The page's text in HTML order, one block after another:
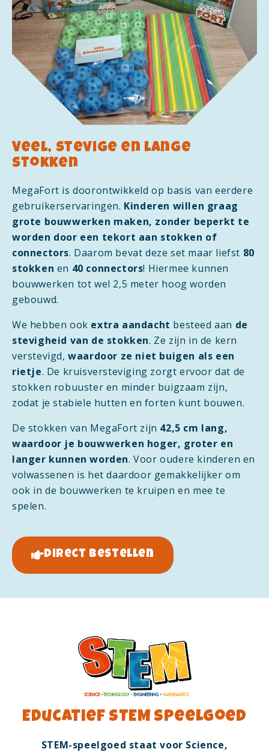
Veel, stevige en lange
stokken
MegaFort is doorontwikkeld op basis van eerdere
gebruikerservaringen. Kinderen willen graag
grote bouwwerken maken, zonder beperkt te
worden door een tekort aan stokken of
connectors. Daarom bevat deze set maar liefst 80
stokken en 40 connectors! Hiermee kunnen
bouwwerken tot wel 2,5 meter hoog worden
gebouwd.
We hebben ook extra aandacht besteed aan de
stevigheid van de stokken. Ze zijn in de kern
verstevigd,waardoor ze niet buigen als een
rietje. De kruisversteviging zorgt ervoor dat de
stokken robuuster en minder buigzaam zijn,
zodat je stabiele hutten en forten kunt bouwen.
De stokken van MegaFort zijn 42,5 cm lang,
waardoor je bouwwerken hoger, groter en
langer kunnen worden. Voor oudere kinderen en
volwassenen is het daardoor gemakkelijker om
ook in de bouwwerken te kruipen en mee te
spelen.
Direct bestellen
Educatief STEM Speelgoed
STEM-speelgoed staat voor Science,